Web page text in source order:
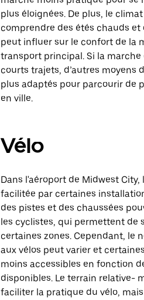
plus éloignées. De plus, le
comprendre des étés chauds et
peut influer sur le confort de la
transport principal. Si la
courts trajets, d’autres moyens
plus adaptés pour parcourir de
en ville.
Vélo
Dans l'aéroport de Midwest
facilitée par certaines
des pistes et des chaussées
les cyclistes, qui permettent de
certaines zones. Cependant, le
aux vélos peut varier et
moins accessibles en fonction
disponibles. Le terrain relative-
faciliter la pratique du vélo,